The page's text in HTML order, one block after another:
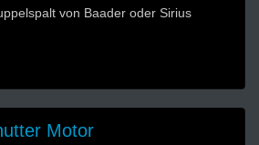
von Baader oder Sirius
Motor